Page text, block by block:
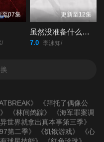
至07集 更新至12集
虽然没准备什么菜第四季
7.0 李泳知/
》
《拜托了偶像公
《林间鸽踪》
《海军罪案调
世界就拿出真本事第三季》
第二季》 《饥饿游戏》
《心